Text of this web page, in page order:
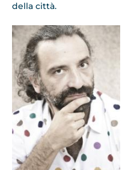
della città.